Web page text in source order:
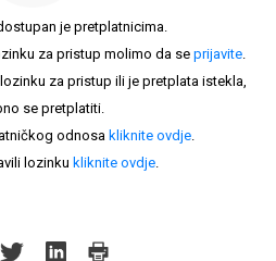
je pretplatnicima.
za pristup molimo da se prijavite.
za pristup ili je pretplata istekla,
se pretplatiti.
odnosa kliknite ovdje.
lozinku kliknite ovdje.